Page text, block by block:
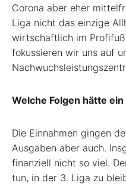
Corona aber eher
Liga nicht das einzige
wirtschaftlich im
fokussieren wir uns auf
Welche Folgen hätte
Die Einnahmen gingen
Ausgaben aber auch.
finanziell nicht so viel.
tun, in der 3. Liga zu